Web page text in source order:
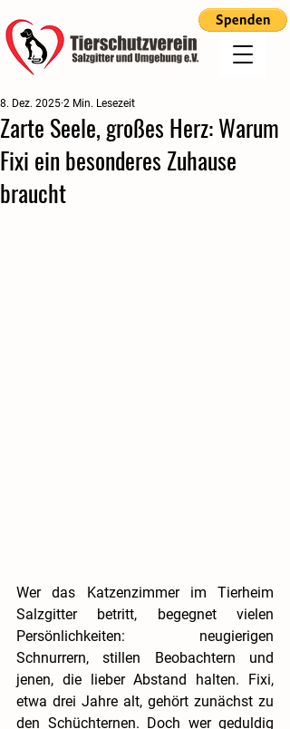
Zarte Seele, großes Herz: Warum
Fixi ein besonderes Zuhause
braucht
8. Dez. 2025 2 Min. Lesezeit
Wer das Katzenzimmer im Tierheim
Salzgitter betritt, begegnet vielen
Persönlichkeiten: neugierigen
Schnurrern, stillen Beobachtern und
jenen, die lieber Abstand halten. Fixi,
etwa drei Jahre alt, gehört zunächst zu
den Schüchternen. Doch wer geduldig